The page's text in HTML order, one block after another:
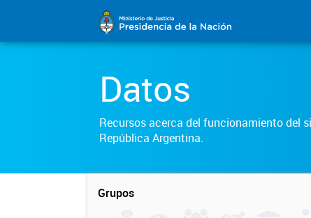
Datos
Recursos acerca del funcionamiento del
República Argentina.
Grupos